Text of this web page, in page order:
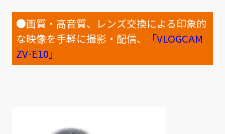
●画質・高音質、レンズ交換による印象的
な映像を手軽に撮影・配信、
「VLOGCAM
ZV-E10」